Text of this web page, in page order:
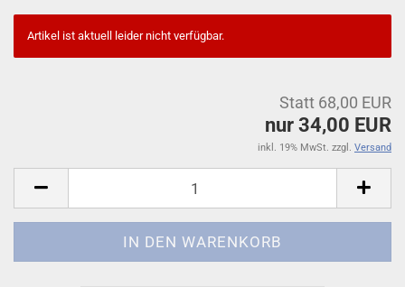
Artikel ist aktuell leider nicht verfügbar.
Statt 68,00 EUR
nur 34,00 EUR
inkl. 19% MwSt. zzgl. Versand